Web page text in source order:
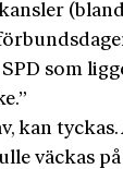
som
kan
väckas